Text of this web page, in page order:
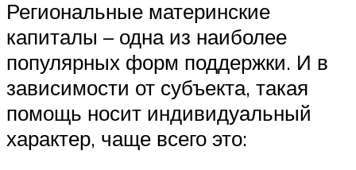
Региональные материнские
капиталы – одна из наиболее
популярных форм поддержки. И в
зависимости от субъекта, такая
помощь носит индивидуальный
характер, чаще всего это: